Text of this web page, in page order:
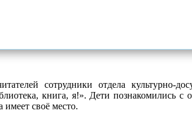
сотрудники отдела культурно-
книга, я!». Дети познакомились с
своё место.